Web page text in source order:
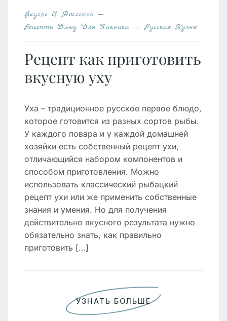
Вкусно И Несложно
Рецепты Блюд Для Пикника
Русская Кухня
Рецепт как приготовить
вкусную уху
Уха – традиционное русское первое блюдо,
которое готовится из разных сортов рыбы.
У каждого повара и у каждой домашней
хозяйки есть собственный рецепт ухи,
отличающийся набором компонентов и
способом приготовления. Можно
использовать классический рыбацкий
рецепт ухи или же применить собственные
знания и умения. Но для получения
действительно вкусного результата нужно
обязательно знать, как правильно
приготовить […]
УЗНАТЬ БОЛЬШЕ